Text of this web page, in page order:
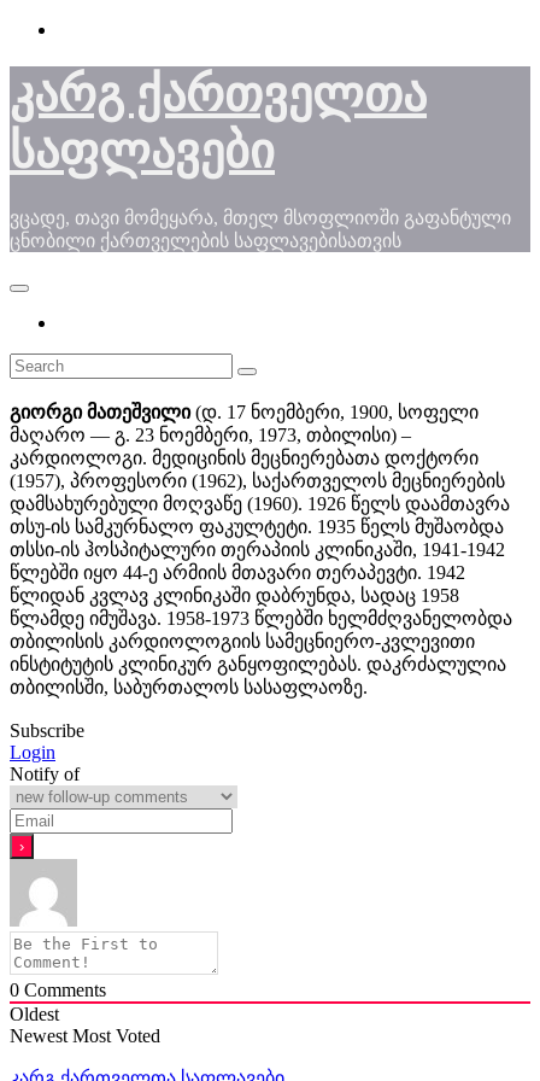
Skip
content
კარგ ქართველთა
საფლავები
ვცადე, თავი მომეყარა, მთელ მსოფლიოში გაფანტული
ცნობილი ქართველების საფლავებისათვის
გიორგი მათეშვილი(დ. 17 ნოემბერი, 1900, სოფელი
მაღარო — გ. 23 ნოემბერი, 1973, თბილისი) –
კარდიოლოგი. მედიცინის მეცნიერებათა დოქტორი
(1957), პროფესორი (1962), საქართველოს მეცნიერების
დამსახურებული მოღვაწე (1960). 1926 წელს დაამთავრა
თსუ-ის სამკურნალო ფაკულტეტი. 1935 წელს მუშაობდა
თსსი-ის ჰოსპიტალური თერაპიის კლინიკაში, 1941-1942
წლებში იყო 44-ე არმიის მთავარი თერაპევტი. 1942
წლიდან კვლავ კლინიკაში დაბრუნდა, სადაც 1958
წლამდე იმუშავა. 1958-1973 წლებში ხელმძღვანელობდა
თბილისის კარდიოლოგიის სამეცნიერო-კვლევითი
ინსტიტუტის კლინიკურ განყოფილებას. დაკრძალულია
თბილისში, საბურთალოს სასაფლაოზე.
Subscribe
Login
Notify of
0 Comments
Oldest
Newest Most Voted